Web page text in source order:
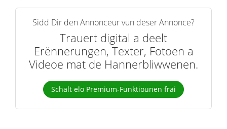
Sidd Dir den Annonceur vun dëser Annonce?
Trauert digital a deelt
Erënnerungen, Texter, Fotoen a
Videoe mat de Hannerbliwwenen.
Schalt elo Premium-Funktiounen fräi